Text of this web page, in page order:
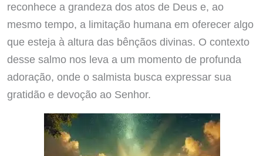
reconhece a grandeza dos atos de Deus e, ao
mesmo tempo, a limitação humana em oferecer algo
que esteja à altura das bênçãos divinas. O contexto
desse salmo nos leva a um momento de profunda
adoração, onde o salmista busca expressar sua
gratidão e devoção ao Senhor.